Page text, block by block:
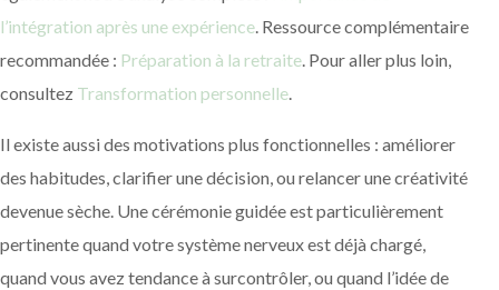
l’intégration après une expérience. Ressource complémentaire
recommandée : Préparation à la retraite. Pour aller plus loin,
consultez Transformation personnelle.
Il existe aussi des motivations plus fonctionnelles : améliorer
des habitudes, clarifier une décision, ou relancer une créativité
devenue sèche. Une cérémonie guidée est particulièrement
pertinente quand votre système nerveux est déjà chargé,
quand vous avez tendance à surcontrôler, ou quand l’idée de